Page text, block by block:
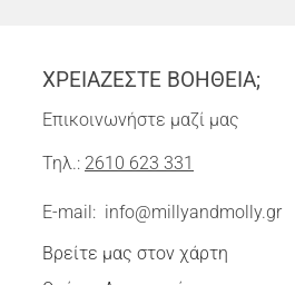
ΧΡΕΙΑΖΕΣΤΕ ΒΟΗΘΕΙΑ;
Επικοινωνήστε μαζί μας
Τηλ.: 2610 623 331
E-mail: info@millyandmolly.gr
Βρείτε μας στον χάρτη